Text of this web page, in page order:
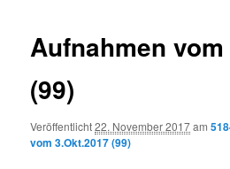
Aufnahmen
(99)
Veröffentlicht22. November 2017am
vom 3.Okt.2017 (99)